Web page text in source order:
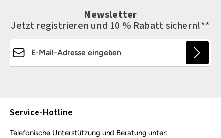
Newsletter
Jetzt registrieren und 10 % Rabatt sichern!**
Service-Hotline
Telefonische Unterstützung und Beratung unter: